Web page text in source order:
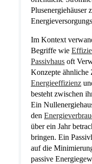
Plusenergiehäuser
Im Kontext
Begriffe wie
Passivhaus oft
Konzepte ähnliche
Energieeffizienz
besteht zwischen
Ein
den
über ein Jahr
bringen. Ein
auf die
passive